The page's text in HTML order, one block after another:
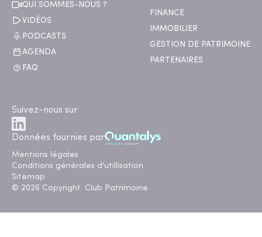
QUI SOMMES-NOUS ?
VIDÉOS
PODCASTS
AGENDA
FAQ
FINANCE
IMMOBILIER
GESTION DE PATRIMOINE
PARTENAIRES
Suivez-nous sur
Données fournies par
Mentions légales
Conditions générales d'utillisation
Sitemap
© 2026 Copyright. Club Patrimoine